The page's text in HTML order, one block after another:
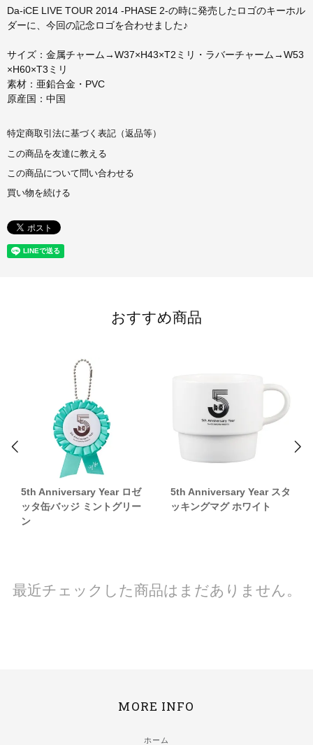
Da-iCE LIVE TOUR 2014 -PHASE 2-の時に発売したロゴのキーホル
ダーに、今回の記念ロゴを合わせました♪
サイズ：金属チャーム→W37×H43×T2ミリ・ラバーチャーム→W53
×H60×T3ミリ
素材：亜鉛合金・PVC
原産国：中国
特定商取引法に基づく表記（返品等）
この商品を友達に教える
この商品について問い合わせる
買い物を続ける
おすすめ商品
5th Anniversary Year ロゼ
ッタ缶バッジ ミントグリー
ン
5th Anniversary Year スタ
ッキングマグ ホワイト
最近チェックした商品はまだありません。
MORE INFO
ホーム